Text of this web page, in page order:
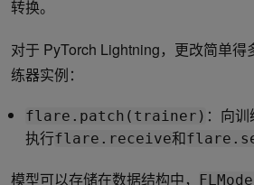
转换。
对于 PyTorch Lightning，更改简单得
练器实例：
flare.patch(trainer) ：向
执行flare.receive和
模型可以存储在数据结构中，